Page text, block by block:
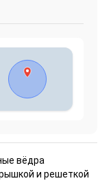
вёдра
и решеткой